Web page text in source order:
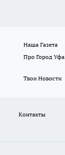
Наша Газета
Про Город Уфа
Твои Новости
Контакты